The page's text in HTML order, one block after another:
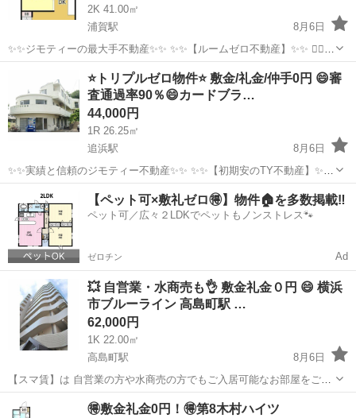
2K 41.00㎡
浦賀駅
8月6日
✨✨ジモティーの最大手不動産✨✨ ✨✨【ルームゼロ不動産】✨✨ 🙇‍♂️
🙇‍♂️賃貸の成約件数800件を突破❗️❗️ 🏆🏆🏆🏆🏆🏆🏆🏆🏆🏆🏆🏆 サービ
ス開始からたくさんのお客様に 高評価を頂いて...
横須賀市 浦賀駅 マンション 物件
⭐️トリプルゼロ物件⭐️ 敷金/礼金/仲手0円 😄審
査通過率90％😄カードブラ…
44,000円
1R 26.25㎡
追浜駅
8月6日
✨✨実績と信頼のジモティー不動産✨✨ ✨✨【初期安のTY不動産】✨✨
-------------------------------------------- ✅ すべての物件が敷金なし・礼金なし
✅ ほぼ全ての...
神奈川 追浜駅 マンション 物件
【ペット可×敷礼ゼロ🉐】物件🏠を多数掲載‼️
ペット可／広々２LDKでペットもノンストレス🐾
ゼロチン Ad
💥 自営業・水商売も👌 敷金礼金０円 😄 横浜
市ブルーライン 高島町駅 …
62,000円
1K 22.00㎡
高島町駅
8月6日
【スマ賃】は 自営業の方や水商売の方でもご入居可能なお部屋をご紹
介させて頂いております✨ 他社で審査に通過されなかったお客様も、
是非一度ご相談ください。 業界経験豊富な担当がお客様に親身になっ
神奈川 横浜市 高島町駅 マンション 物件
🉐敷金礼金0円！🉐第8木村ハイツ